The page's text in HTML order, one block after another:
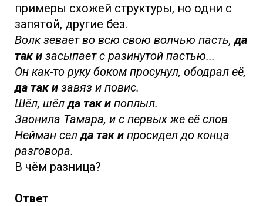
примеры схожей структуры, но одни с
запятой, другие без.
Волк зевает во всю свою волчью пасть,да
так и засыпает с разинутой пастью...
Он как-то руку боком просунул, ободрал её,
да так и завяз и повис.
Шёл, шёлда так и поплыл.
Звонила Тамара, и с первых же её слов
Нейман селда так и просидел до конца
разговора.
В чём разница?
Ответ